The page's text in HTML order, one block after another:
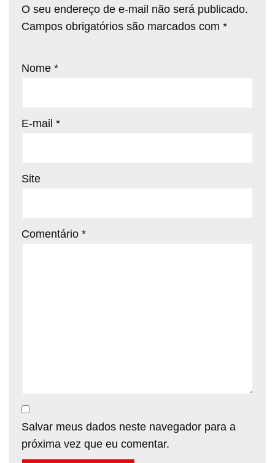
O seu endereço de e-mail não será publicado.
Campos obrigatórios são marcados com *
Nome *
E-mail *
Site
Comentário *
Salvar meus dados neste navegador para a
próxima vez que eu comentar.